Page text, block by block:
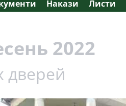
Накази Листи
2022
дверей